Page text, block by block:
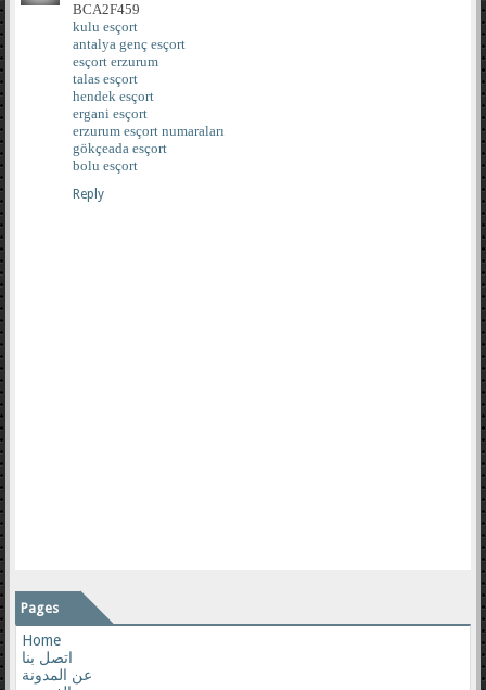
BCA2F459
kulu esçort
antalya genç esçort
esçort erzurum
talas esçort
hendek esçort
ergani esçort
erzurum esçort numaraları
gökçeada esçort
bolu esçort
Reply
Pages
Home
اتصل بنا
عن المدونة